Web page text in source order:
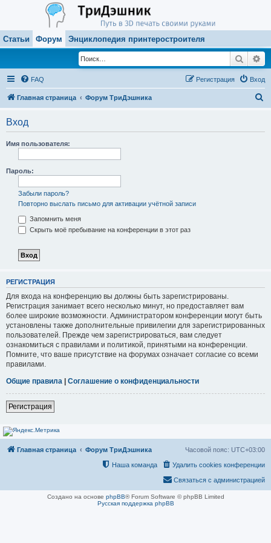
Статьи Форум Энциклопедия принтеростроителя
Поиск
FAQ Вход
Регистрация
Главная страница Форум ТриДэшника
Вход
Имя пользователя:
Пароль:
Забыли пароль?
Повторно выслать письмо для активации учётной записи
Запомнить меня
Скрыть моё пребывание на конференции в этот раз
РЕГИСТРАЦИЯ
Для входа на конференцию вы должны быть зарегистрированы.
Регистрация занимает всего несколько минут, но предоставляет вам
более широкие возможности. Администратором конференции могут быть
установлены также дополнительные привилегии для зарегистрированных
пользователей. Прежде чем зарегистрироваться, вам следует
ознакомиться с правилами и политикой, принятыми на конференции.
Помните, что ваше присутствие на форумах означает согласие со всеми
правилами.
Общие правила | Соглашение о конфиденциальности
Регистрация
Главная страница Форум ТриДэшника Часовой пояс: UTC+03:00
Удалить cookies конференции
Наша команда
Связаться с администрацией
Создано на основе phpBB® Forum Software © phpBB Limited
Русская поддержка phpBB